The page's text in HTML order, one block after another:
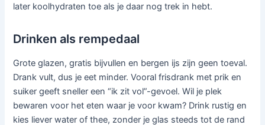
later koolhydraten toe als je daar nog trek in hebt.
Drinken als rempedaal
Grote glazen, gratis bijvullen en bergen ijs zijn geen toeval.
Drank vult, dus je eet minder. Vooral frisdrank met prik en
suiker geeft sneller een “ik zit vol”-gevoel. Wil je plek
bewaren voor het eten waar je voor kwam? Drink rustig en
kies liever water of thee, zonder je glas steeds tot de rand